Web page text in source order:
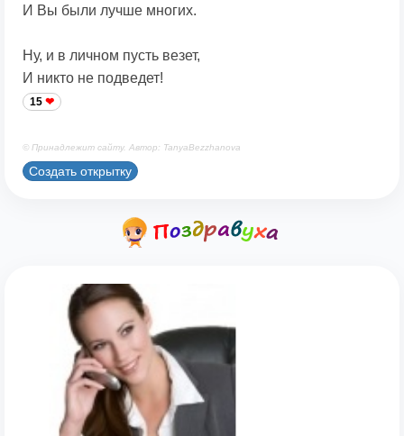
И Вы были лучше многих.
Ну, и в личном пусть везет,
И никто не подведет!
15
© Принадлежит сайту. Автор: TanyaBezzhanova
Создать открытку